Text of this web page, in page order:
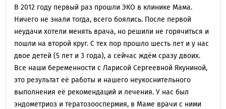
В 2012 году первый раз прошли ЭКО в клинике Мама.
Ничего не знали тогда, всего боялись. После первой
неудачи хотели менять врача, но решили не горячиться и
пошли на второй круг. С тех пор прошло шесть лет и у нас
двое детей (5 лет и 3 года), а сейчас ждём сразу двоих.
Все наши беременности с Ларисой Сергеевной Якуниной,
это результат её работы и нашего неукоснительного
выполнения её рекомендаций и лечения. У нас был
эндометриоз и тератозооспермия, в Маме врачи с ними